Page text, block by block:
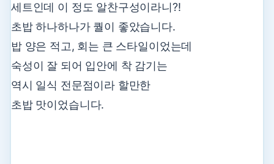
세트인데 이 정도 알찬구성이라니?!
초밥 하나하나가 퀄이 좋았습니다.
밥 양은 적고, 회는 큰 스타일이었는데
숙성이 잘 되어 입안에 착 감기는
역시 일식 전문점이라 할만한
초밥 맛이었습니다.